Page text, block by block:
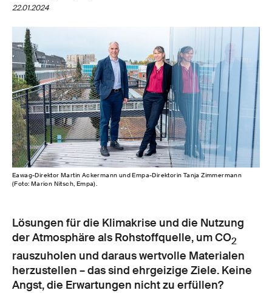
22.01.2024
Eawag-Direktor Martin Ackermann und Empa-Direktorin Tanja Zimmermann
(Foto: Marion Nitsch, Empa).
Lösungen für die Klimakrise und die Nutzung
der Atmosphäre als Rohstoffquelle, um CO2
rauszuholen und daraus wertvolle Materialen
herzustellen – das sind ehrgeizige Ziele. Keine
Angst, die Erwartungen nicht zu erfüllen?